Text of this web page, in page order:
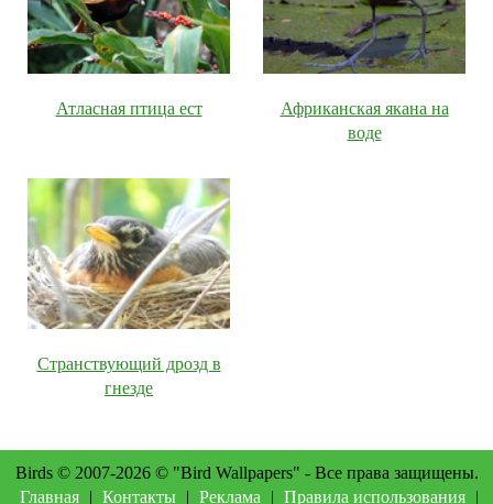
Атласная птица ест
Африканская якана на
воде
Странствующий дрозд в
гнезде
Birds © 2007-2026 © "Bird Wallpapers" - Все права защищены.
Главная | Контакты | Реклама | Правила использования |